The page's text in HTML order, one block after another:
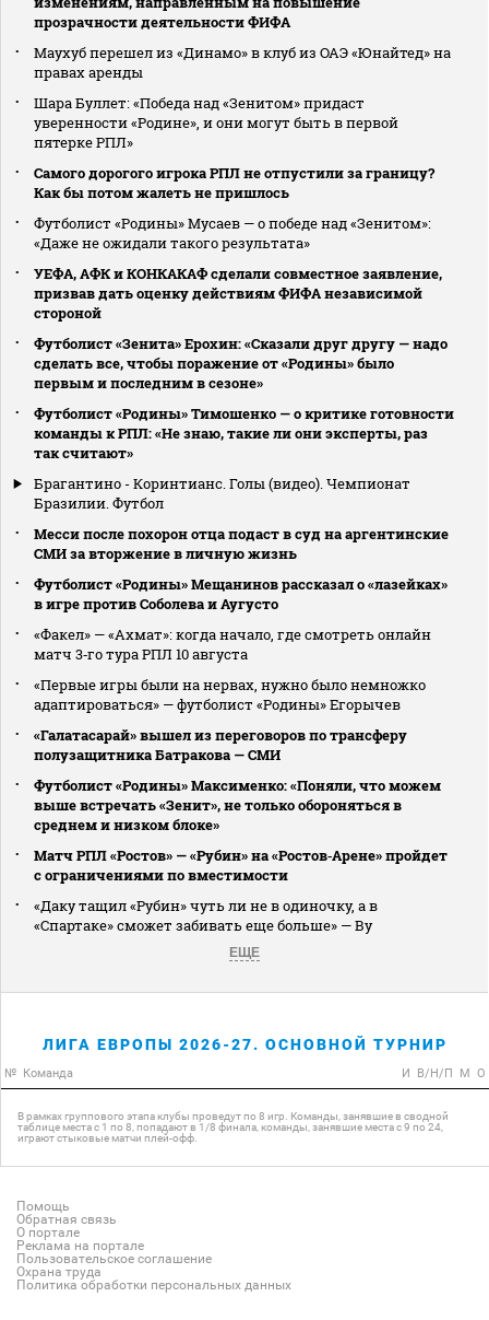
прозрачности деятельности ФИФА
Маухуб перешел из «Динамо» в клуб из ОАЭ «Юнайтед» на
правах аренды
Шара Буллет: «Победа над «Зенитом» придаст
уверенности «Родине», и они могут быть в первой
пятерке РПЛ»
Самого дорогого игрока РПЛ не отпустили за границу?
Как бы потом жалеть не пришлось
Футболист «Родины» Мусаев — о победе над «Зенитом»:
«Даже не ожидали такого результата»
УЕФА, АФК и КОНКАКАФ сделали совместное заявление,
призвав дать оценку действиям ФИФА независимой
стороной
Футболист «Зенита» Ерохин: «Сказали друг другу — надо
сделать все, чтобы поражение от «Родины» было
первым и последним в сезоне»
Футболист «Родины» Тимошенко — о критике готовности
команды к РПЛ: «Не знаю, такие ли они эксперты, раз
так считают»
Брагантино - Коринтианс. Голы (видео). Чемпионат
Бразилии. Футбол
Месси после похорон отца подаст в суд на аргентинские
СМИ за вторжение в личную жизнь
Футболист «Родины» Мещанинов рассказал о «лазейках»
в игре против Соболева и Аугусто
«Факел» — «Ахмат»: когда начало, где смотреть онлайн
матч 3‑го тура РПЛ 10 августа
«Первые игры были на нервах, нужно было немножко
адаптироваться» — футболист «Родины» Егорычев
«Галатасарай» вышел из переговоров по трансферу
полузащитника Батракова — СМИ
Футболист «Родины» Максименко: «Поняли, что можем
выше встречать «Зенит», не только обороняться в
среднем и низком блоке»
Матч РПЛ «Ростов» — «Рубин» на «Ростов‑Арене» пройдет
с ограничениями по вместимости
«Даку тащил «Рубин» чуть ли не в одиночку, а в
«Спартаке» сможет забивать еще больше» — Ву
ЕЩЕ
ЛИГА ЕВРОПЫ 2026-27. ОСНОВНОЙ ТУРНИР
№ Команда И В/Н/П М О
В рамках группового этапа клубы проведут по 8 игр. Команды, занявшие в сводной
таблице места с 1 по 8, попадают в 1/8 финала, команды, занявшие места с 9 по 24,
играют стыковые матчи плей-офф.
Помощь
Обратная связь
О портале
Реклама на портале
Пользовательское соглашение
Охрана труда
Политика обработки персональных данных